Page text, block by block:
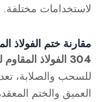
لاستخدامات مختلفة.
مقارنة ختم الفولاذ المقاوم
304 الفولاذ المقاوم للصدأ
العميق والختم